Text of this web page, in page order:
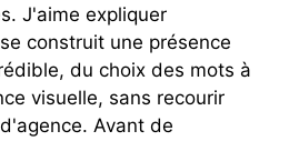
J'aime expliquer
construit une présence
du choix des mots à
visuelle, sans recourir
Avant de